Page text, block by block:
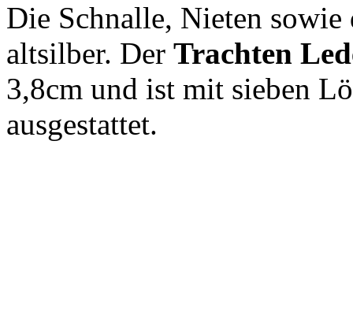
Die Schnalle, Nieten sowie
altsilber. Der Trachten
3,8cm und ist mit sieben
ausgestattet.